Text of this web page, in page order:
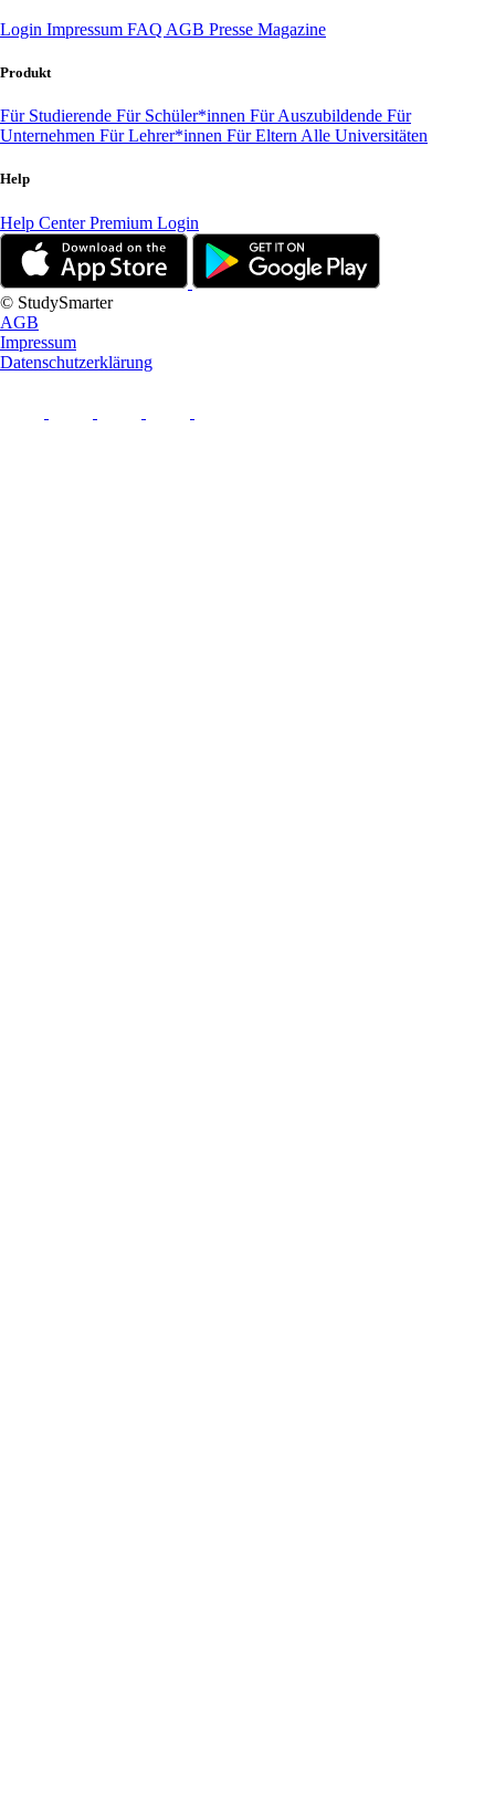
Login Impressum FAQ AGB Presse Magazine
Produkt
Für Studierende Für Schüler*innen Für Auszubildende Für
Unternehmen Für Lehrer*innen Für Eltern Alle Universitäten
Help
Help CenterPremium Login
© StudySmarter
AGB
Impressum
Datenschutzerklärung